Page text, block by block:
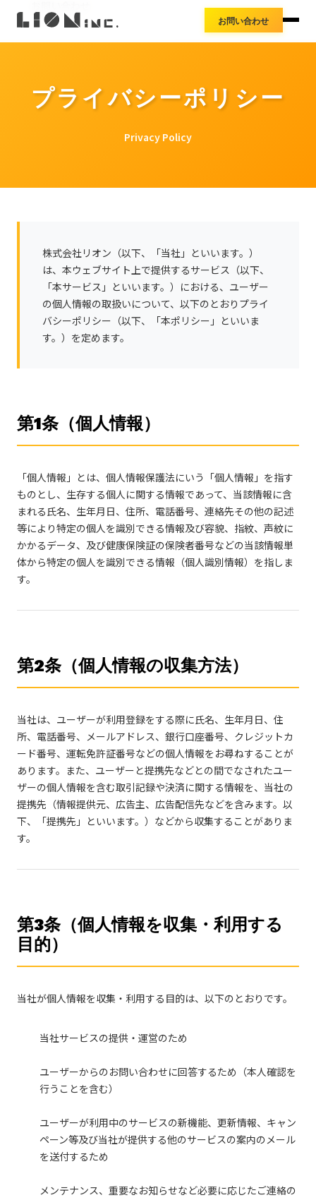
お問い合わせ
アクセス
導入事例
プライバシーポリシー
Privacy Policy
株式会社リオン（以下、「当社」といいます。）
は、本ウェブサイト上で提供するサービス（以下、
「本サービス」といいます。）における、ユーザー
の個人情報の取扱いについて、以下のとおりプライ
バシーポリシー（以下、「本ポリシー」といいま
す。）を定めます。
第1条（個人情報）
「個人情報」とは、個人情報保護法にいう「個人情報」を指す
ものとし、生存する個人に関する情報であって、当該情報に含
まれる氏名、生年月日、住所、電話番号、連絡先その他の記述
等により特定の個人を識別できる情報及び容貌、指紋、声紋に
かかるデータ、及び健康保険証の保険者番号などの当該情報単
体から特定の個人を識別できる情報（個人識別情報）を指しま
す。
第2条（個人情報の収集方法）
当社は、ユーザーが利用登録をする際に氏名、生年月日、住
所、電話番号、メールアドレス、銀行口座番号、クレジットカ
ード番号、運転免許証番号などの個人情報をお尋ねすることが
あります。また、ユーザーと提携先などとの間でなされたユー
ザーの個人情報を含む取引記録や決済に関する情報を、当社の
提携先（情報提供元、広告主、広告配信先などを含みます。以
下、「提携先」といいます。）などから収集することがありま
す。
第3条（個人情報を収集・利用する
目的）
当社が個人情報を収集・利用する目的は、以下のとおりです。
当社サービスの提供・運営のため
ユーザーからのお問い合わせに回答するため（本人確認を
行うことを含む）
ユーザーが利用中のサービスの新機能、更新情報、キャン
ペーン等及び当社が提供する他のサービスの案内のメール
を送付するため
メンテナンス、重要なお知らせなど必要に応じたご連絡の